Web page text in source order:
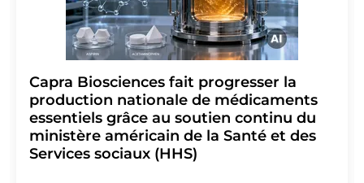
Capra Biosciences fait progresser la
production nationale de médicaments
essentiels grâce au soutien continu du
ministère américain de la Santé et des
Services sociaux (HHS)